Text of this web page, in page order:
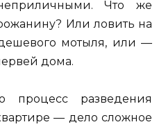
Что же
Или ловить на
мотыля, или —
дома.
процесс разведения
— дело сложное